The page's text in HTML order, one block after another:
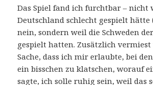
Das Spiel fand ich furchtbar – nicht
Deutschland schlecht gespielt hätte
nein, sondern weil die Schweden
gespielt hatten. Zusätzlich
Sache, dass ich mir erlaubte, bei
ein bisschen zu klatschen, worauf
sagte, ich solle ruhig sein, weil das